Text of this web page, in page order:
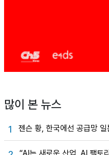
많이 본 뉴스
1 젠슨 황, 한국에선 공급망